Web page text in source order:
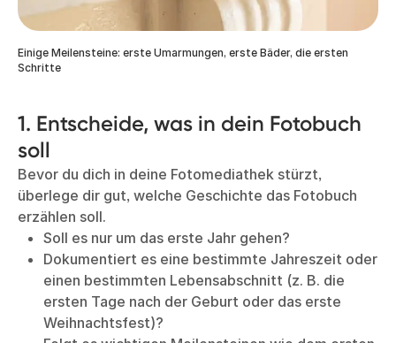
Einige Meilensteine: erste Umarmungen, erste Bäder, die ersten
Schritte
1. Entscheide, was in dein Fotobuch
soll
Bevor du dich in deine Fotomediathek stürzt,
überlege dir gut, welche Geschichte das Fotobuch
erzählen soll.
Soll es nur um das erste Jahr gehen?
Dokumentiert es eine bestimmte Jahreszeit oder
einen bestimmten Lebensabschnitt (z. B. die
ersten Tage nach der Geburt oder das erste
Weihnachtsfest)?